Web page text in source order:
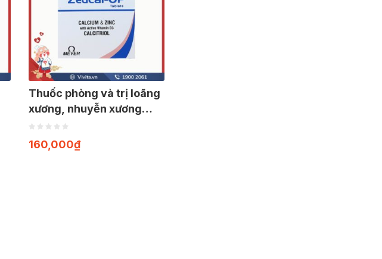
Thuốc phòng và trị loãng
xương, nhuyễn xương
Zedcal-OP | Hộp 30 viên
160,000₫